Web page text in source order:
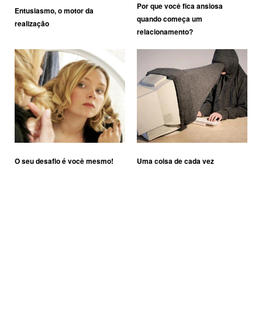
Entusiasmo, o motor da
realização
Por que você fica ansiosa
quando começa um
relacionamento?
O seu desafio é você mesmo! Uma coisa de cada vez